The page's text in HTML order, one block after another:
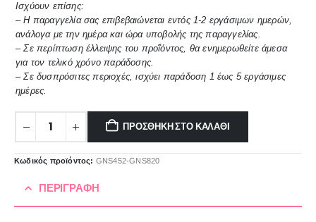
Ισχύουν επίσης:
– Η παραγγελία σας επιβεβαιώνεται εντός 1-2 εργάσιμων ημερών,
ανάλογα με την ημέρα και ώρα υποβολής της παραγγελίας.
– Σε περίπτωση έλλειψης του προΐόντος, θα ενημερωθείτε άμεσα
για τον τελικό χρόνο παράδοσης.
– Σε δυσπρόσιτες περιοχές, ισχύει παράδοση 1 έως 5 εργάσιμες
ημέρες.
ΠΡΟΣΘΉΚΗ ΣΤΟ ΚΑΛΆΘΙ
Κωδικός προϊόντος: GNS452-GNS820
ΠΕΡΙΓΡΑΦΉ